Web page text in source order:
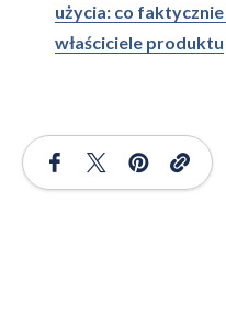
użycia: co
właściciele produktu